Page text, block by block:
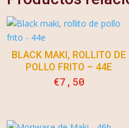
BLACK MAKI, ROLLITO DE
POLLO FRITO – 44E
€7,50